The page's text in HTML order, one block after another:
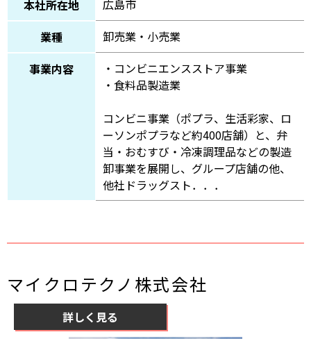
本社所在地
広島市
業種
卸売業・小売業
事業内容
・コンビニエンスストア事業
・食料品製造業
コンビニ事業（ポプラ、生活彩家、ロ
ーソンポプラなど約400店舗）と、弁
当・おむすび・冷凍調理品などの製造
卸事業を展開し、グループ店舗の他、
他社ドラッグスト．．．
マイクロテクノ株式会社
詳しく見る